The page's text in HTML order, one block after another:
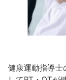
健康運動指導